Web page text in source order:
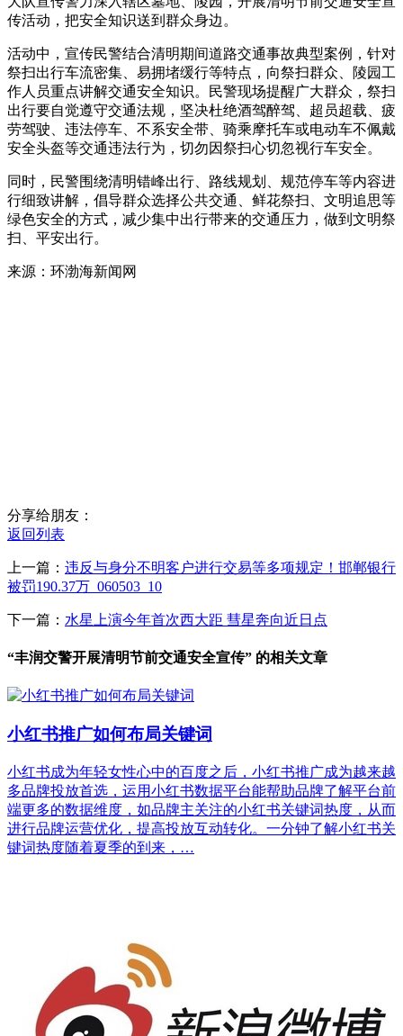
传活动，把安全知识送到群众身边。
活动中，宣传民警结合清明期间道路交通事故典型案例，针对
祭扫出行车流密集、易拥堵缓行等特点，向祭扫群众、陵园工
作人员重点讲解交通安全知识。民警现场提醒广大群众，祭扫
出行要自觉遵守交通法规，坚决杜绝酒驾醉驾、超员超载、疲
劳驾驶、违法停车、不系安全带、骑乘摩托车或电动车不佩戴
安全头盔等交通违法行为，切勿因祭扫心切忽视行车安全。
同时，民警围绕清明错峰出行、路线规划、规范停车等内容进
行细致讲解，倡导群众选择公共交通、鲜花祭扫、文明追思等
绿色安全的方式，减少集中出行带来的交通压力，做到文明祭
扫、平安出行。
来源：环渤海新闻网
分享给朋友：
返回列表
上一篇： 违反与身分不明客户进行交易等多项规定！邯郸银行
被罚190.37万_060503_10
下一篇： 水星上演今年首次西大距 彗星奔向近日点
“丰润交警开展清明节前交通安全宣传” 的相关文章
小红书推广如何布局关键词
小红书成为年轻女性心中的百度之后，小红书推广成为越来越
多品牌投放首选，运用小红书数据平台能帮助品牌了解平台前
端更多的数据维度，如品牌主关注的小红书关键词热度，从而
进行品牌运营优化，提高投放互动转化。一分钟了解小红书关
键词热度随着夏季的到来，…